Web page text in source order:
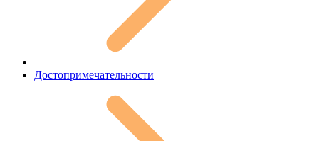
Достопримечательности